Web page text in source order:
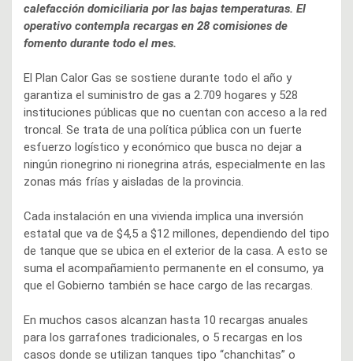
calefacción domiciliaria por las bajas temperaturas. El
operativo contempla recargas en 28 comisiones de
fomento durante todo el mes.
El Plan Calor Gas se sostiene durante todo el año y
garantiza el suministro de gas a 2.709 hogares y 528
instituciones públicas que no cuentan con acceso a la red
troncal. Se trata de una política pública con un fuerte
esfuerzo logístico y económico que busca no dejar a
ningún rionegrino ni rionegrina atrás, especialmente en las
zonas más frías y aisladas de la provincia.
Cada instalación en una vivienda implica una inversión
estatal que va de $4,5 a $12 millones, dependiendo del tipo
de tanque que se ubica en el exterior de la casa. A esto se
suma el acompañamiento permanente en el consumo, ya
que el Gobierno también se hace cargo de las recargas.
En muchos casos alcanzan hasta 10 recargas anuales
para los garrafones tradicionales, o 5 recargas en los
casos donde se utilizan tanques tipo “chanchitas” o